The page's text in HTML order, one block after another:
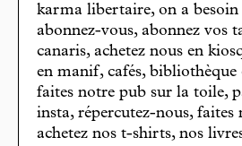
karma libertaire, on a besoin
abonnez-vous, abonnez vos
canaris, achetez nous en
en manif, cafés,
faites notre pub sur la toile,
insta, répercutez-nous, faites
achetez nos t-shirts, nos